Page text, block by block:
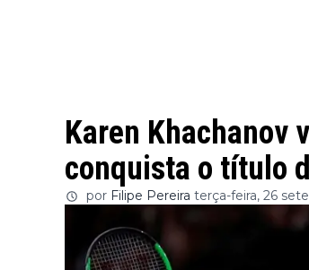
Karen Khachanov
conquista o título
por Filipe Pereira terça-feira, 26